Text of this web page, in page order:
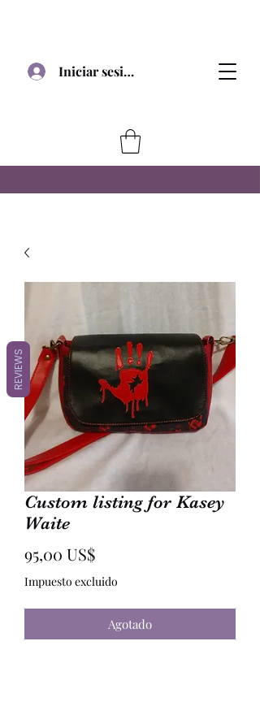
Iniciar sesión
Custom listing for Kasey
Waite
95,00 US$Precio
Impuesto excluido
Agotado
REVIEWS